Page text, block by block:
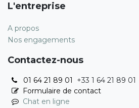
L'entreprise
A propos
Nos engagements
Contactez-nous
01 64 21 89 01 +33 1 64 21 89 01
Formulaire de contact
Chat en ligne